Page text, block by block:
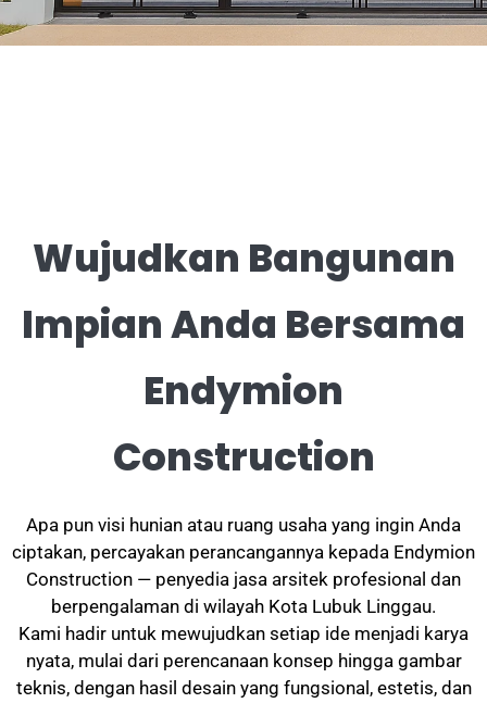
Wujudkan Bangunan
Impian Anda Bersama
Endymion
Construction
Apa pun visi hunian atau ruang usaha yang ingin Anda
ciptakan, percayakan perancangannya kepada Endymion
Construction — penyedia jasa arsitek profesional dan
berpengalaman di wilayah Kota Lubuk Linggau.
Kami hadir untuk mewujudkan setiap ide menjadi karya
nyata, mulai dari perencanaan konsep hingga gambar
teknis, dengan hasil desain yang fungsional, estetis, dan